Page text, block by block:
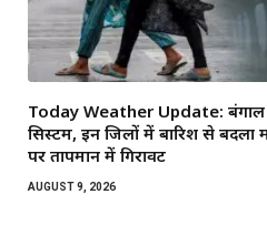
Today Weather Update: बंगाल
सिस्टम, इन जिलों में बारिश से
पर तापमान में गिरावट
AUGUST 9, 2026